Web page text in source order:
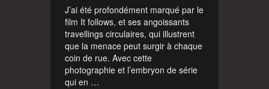
J’ai été profondément marqué par le
film It follows, et ses angoissants
travellings circulaires, qui illustrent
que la menace peut surgir à chaque
coin de rue. Avec cette
photographie et l’embryon de série
qui en …